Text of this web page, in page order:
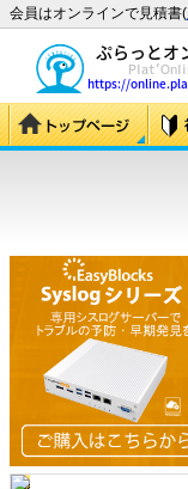
会員はオンラインで見積書(